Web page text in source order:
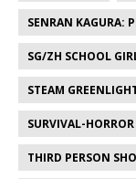
SENRAN KAGURA:
SG/ZH SCHOOL
STEAM
SURVIVAL-HORROR
THIRD PERSON